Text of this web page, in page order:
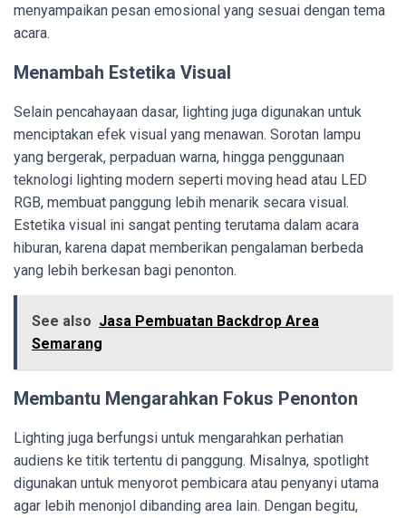
menyampaikan pesan emosional yang sesuai dengan tema
acara.
Menambah Estetika Visual
Selain pencahayaan dasar, lighting juga digunakan untuk
menciptakan efek visual yang menawan. Sorotan lampu
yang bergerak, perpaduan warna, hingga penggunaan
teknologi lighting modern seperti moving head atau LED
RGB, membuat panggung lebih menarik secara visual.
Estetika visual ini sangat penting terutama dalam acara
hiburan, karena dapat memberikan pengalaman berbeda
yang lebih berkesan bagi penonton.
See also Jasa Pembuatan Backdrop Area
Semarang
Membantu Mengarahkan Fokus Penonton
Lighting juga berfungsi untuk mengarahkan perhatian
audiens ke titik tertentu di panggung. Misalnya, spotlight
digunakan untuk menyorot pembicara atau penyanyi utama
agar lebih menonjol dibanding area lain. Dengan begitu,